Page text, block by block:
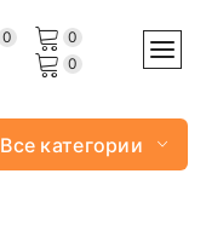
0
0
0
Все категории